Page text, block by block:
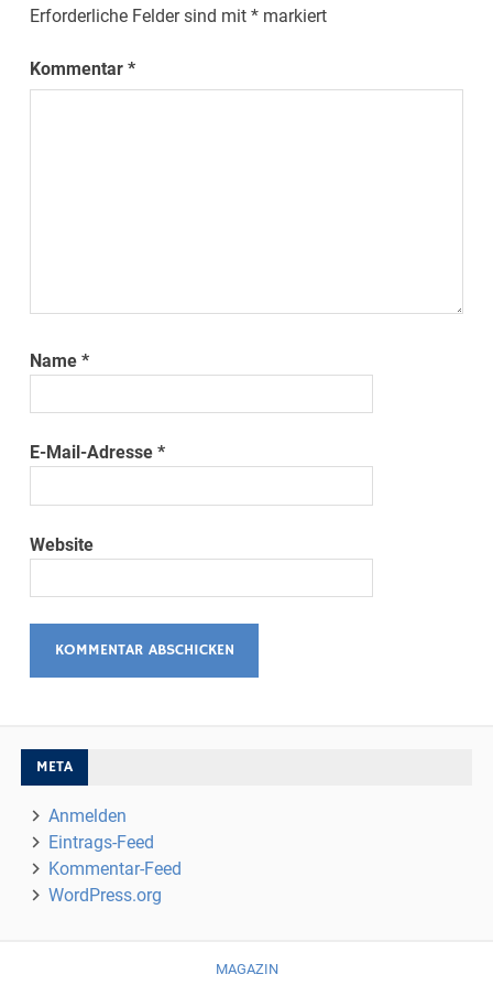
Erforderliche Felder sind mit* markiert
Kommentar*
Name*
E-Mail-Adresse*
Website
META
Anmelden
Eintrags-Feed
Kommentar-Feed
WordPress.org
MAGAZIN